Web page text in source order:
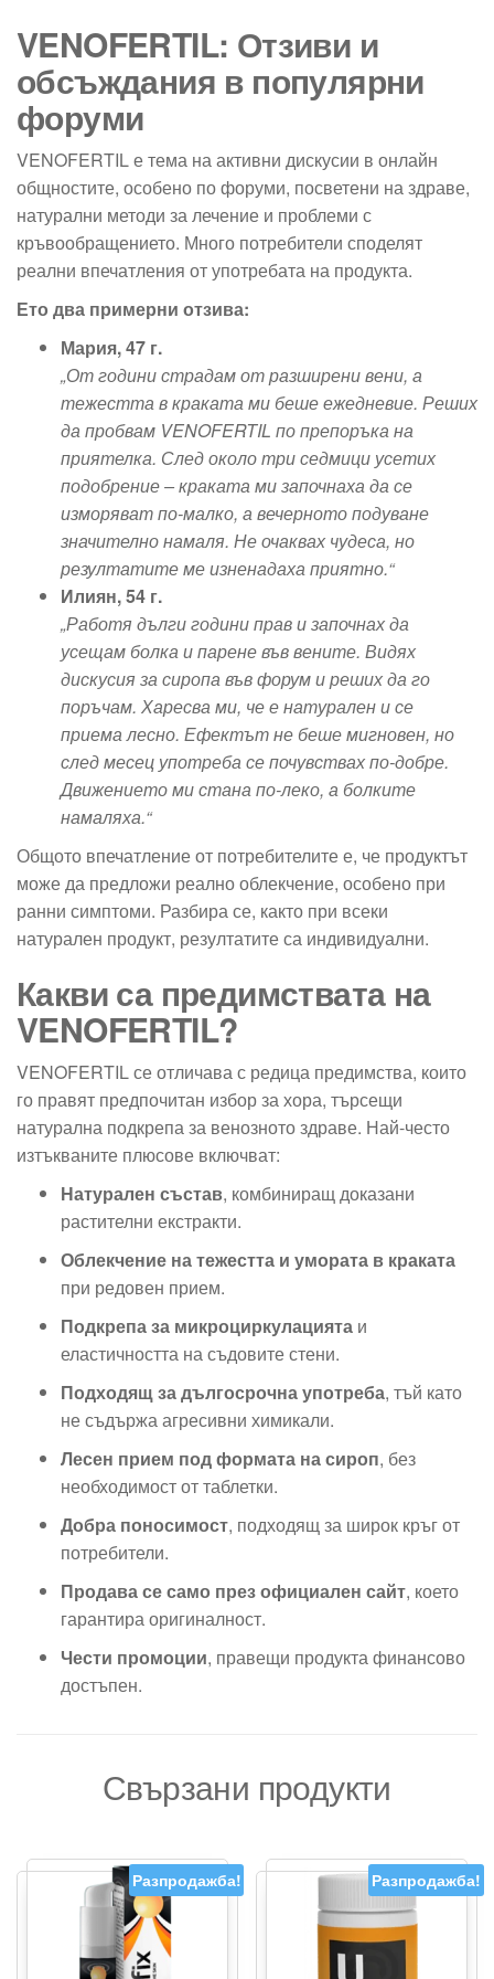
VENOFERTIL: Отзиви и
обсъждания в популярни
форуми
VENOFERTIL е тема на активни дискусии в онлайн
общностите, особено по форуми, посветени на здраве,
натурални методи за лечение и проблеми с
кръвообращението. Много потребители споделят
реални впечатления от употребата на продукта.
Ето два примерни отзива:
Мария, 47 г.
„От години страдам от разширени вени, а
тежестта в краката ми беше ежедневие. Реших
да пробвам VENOFERTIL по препоръка на
приятелка. След около три седмици усетих
подобрение – краката ми започнаха да се
изморяват по-малко, а вечерното подуване
значително намаля. Не очаквах чудеса, но
резултатите ме изненадаха приятно.“
Илиян, 54 г.
„Работя дълги години прав и започнах да
усещам болка и парене във вените. Видях
дискусия за сиропа във форум и реших да го
поръчам. Харесва ми, че е натурален и се
приема лесно. Ефектът не беше мигновен, но
след месец употреба се почувствах по-добре.
Движението ми стана по-леко, а болките
намаляха.“
Общото впечатление от потребителите е, че продуктът
може да предложи реално облекчение, особено при
ранни симптоми. Разбира се, както при всеки
натурален продукт, резултатите са индивидуални.
Какви са предимствата на
VENOFERTIL?
VENOFERTIL се отличава с редица предимства, които
го правят предпочитан избор за хора, търсещи
натурална подкрепа за венозното здраве. Най-често
изтъкваните плюсове включват:
Натурален състав, комбиниращ доказани
растителни екстракти.
Облекчение на тежестта и умората в краката
при редовен прием.
Подкрепа за микроциркулацията и
еластичността на съдовите стени.
Подходящ за дългосрочна употреба, тъй като
не съдържа агресивни химикали.
Лесен прием под формата на сироп, без
необходимост от таблетки.
Добра поносимост, подходящ за широк кръг от
потребители.
Продава се само през официален сайт, което
гарантира оригиналност.
Чести промоции, правещи продукта финансово
достъпен.
Свързани продукти
Разпродажба! Разпродажба!